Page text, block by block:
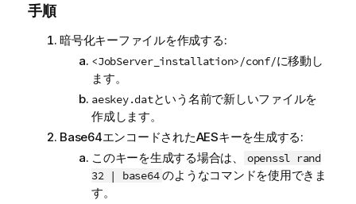
手順
暗号化キーファイルを作成する:
<JobServer_installation>/conf/に移動し
ます。
aeskey.datという名前で新しいファイルを
作成します。
Base64エンコードされたAESキーを生成する:
このキーを生成する場合は、
openssl rand
32 | base64 のようなコマンドを使用できま
す。